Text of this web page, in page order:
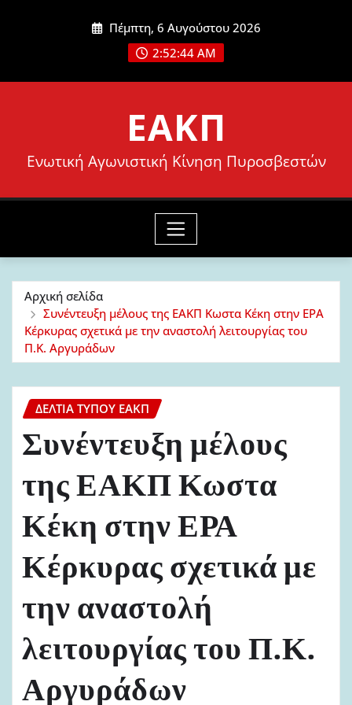
Πέμπτη, 6 Αυγούστου 2026
2:52:45 AM
ΕΑΚΠ
Ενωτική Αγωνιστική Κίνηση Πυροσβεστών
Αρχική σελίδα
Συνέντευξη μέλους της ΕΑΚΠ Κωστα Κέκη στην ΕΡΑ
Κέρκυρας σχετικά με την αναστολή λειτουργίας του
Π.Κ. Αργυράδων
ΔΕΛΤΊΑ ΤΎΠΟΥ ΕΑΚΠ
Συνέντευξη μέλους
της ΕΑΚΠ Κωστα
Κέκη στην ΕΡΑ
Κέρκυρας σχετικά με
την αναστολή
λειτουργίας του Π.Κ.
Αργυράδων